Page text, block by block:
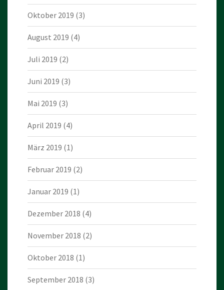
Oktober 2019 (3)
August 2019 (4)
Juli 2019 (2)
Juni 2019 (3)
Mai 2019 (3)
April 2019 (4)
März 2019 (1)
Februar 2019 (2)
Januar 2019 (1)
Dezember 2018 (4)
November 2018 (2)
Oktober 2018 (1)
September 2018 (3)